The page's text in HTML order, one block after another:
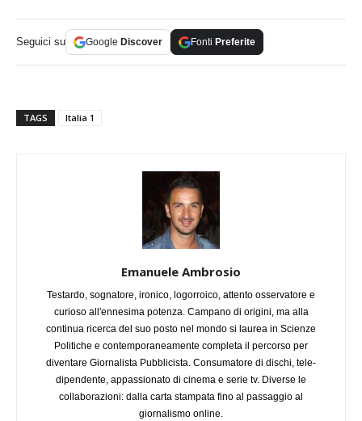
Seguici su Google Discover Fonti Preferite
TAGS Italia 1
Emanuele Ambrosio
Testardo, sognatore, ironico, logorroico, attento osservatore e
curioso all'ennesima potenza. Campano di origini, ma alla
continua ricerca del suo posto nel mondo si laurea in Scienze
Politiche e contemporaneamente completa il percorso per
diventare Giornalista Pubblicista. Consumatore di dischi, tele-
dipendente, appassionato di cinema e serie tv. Diverse le
collaborazioni: dalla carta stampata fino al passaggio al
giornalismo online.